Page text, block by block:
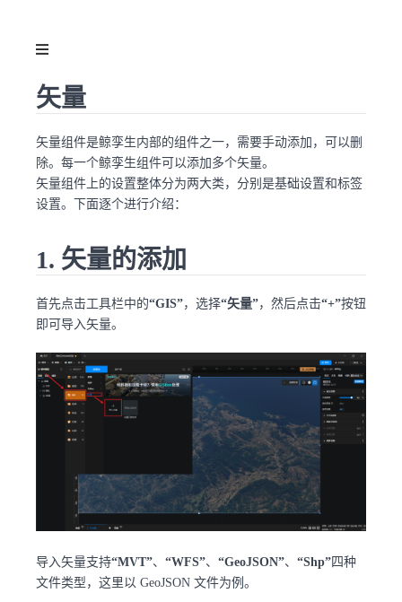
矢量
矢量组件是鲸孪生内部的组件之一，需要手动添加，可以删
除。每一个鲸孪生组件可以添加多个矢量。
矢量组件上的设置整体分为两大类，分别是基础设置和标签
设置。下面逐个进行介绍：
1. 矢量的添加
首先点击工具栏中的“GIS”，选择“矢量”，然后点击“+”按钮
即可导入矢量。
导入矢量支持“MVT”、 “WFS”、 “GeoJSON”、 “Shp”四种
文件类型，这里以 GeoJSON 文件为例。